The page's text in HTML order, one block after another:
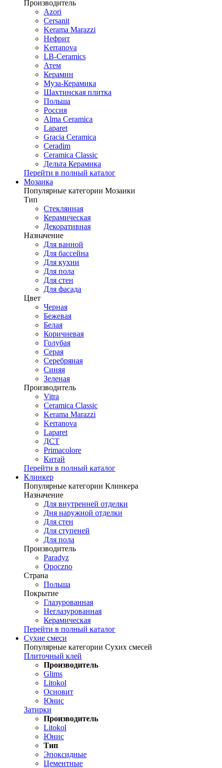
Производитель
Azori
Cersanit
Kerama Marazzi
Нефрит
Kerranova
LB-Ceramics
Атем
Керамин
Муза-Керамика
Шахтинская плитка
Польша
Россия
Alma Ceramica
Laparet
Gracia Ceramica
Ceradim
Ceramica Classic
Дельта Керамика
Перейти в полный каталог
Мозаика
Популярные категории Мозаики
Тип
Стеклянная
Керамическая
Декоративная
Назначение
Для ванной
Для бассейна
Для кухни
Для пола
Для стен
Для фасада
Цвет
Черная
Бежевая
Белая
Коричневая
Голубая
Серая
Серебряная
Синяя
Зеленая
Производитель
Vitra
Ceramica Classic
Kerama Marazzi
Kerranova
Laparet
ДСТ
Primacolore
Китай
Перейти в полный каталог
Клинкер
Популярные категории Клинкера
Назначение
Для внутренней отделки
Дня наружной отделки
Для стен
Для ступеней
Для пола
Производитель
Paradyz
Opoczno
Страна
Польша
Покрытие
Глазурованная
Неглазурованная
Керамическая
Перейти в полный каталог
Сухие смеси
Популярные категории Сухих смесей
Плиточный клей
Производитель
Glims
Litokol
Основит
Юнис
Затирки
Производитель
Litokol
Юнис
Тип
Эпоксидные
Цементные